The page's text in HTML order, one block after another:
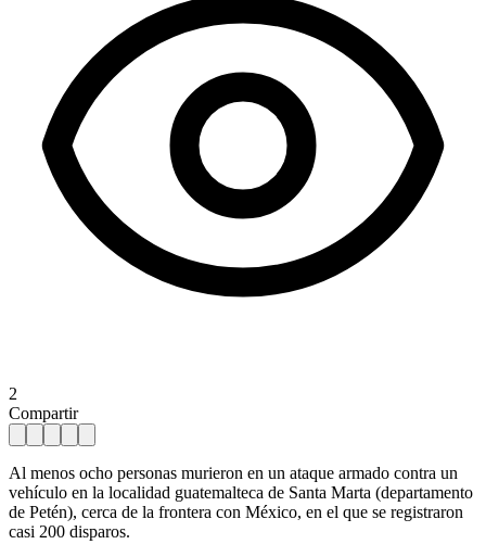
2
Compartir
Al menos ocho personas murieron en un ataque armado contra un
vehículo en la localidad guatemalteca de Santa Marta (departamento
de Petén), cerca de la frontera con México, en el que se registraron
casi 200 disparos.